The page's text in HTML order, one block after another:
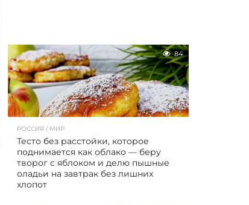
84
РОССИЯ / МИР
Тесто без расстойки, которое
поднимается как облако — беру
творог с яблоком и делю пышные
оладьи на завтрак без лишних
хлопот